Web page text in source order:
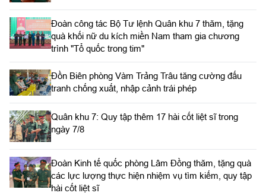
Đoàn công tác Bộ Tư lệnh Quân khu 7 thăm, tặng
quà khối nữ du kích miền Nam tham gia chương
trình "Tổ quốc trong tim"
Đồn Biên phòng Vàm Trảng Trâu tăng cường đấu
tranh chống xuất, nhập cảnh trái phép
Quân khu 7: Quy tập thêm 17 hài cốt liệt sĩ trong
ngày 7/8
Đoàn Kinh tế quốc phòng Lâm Đồng thăm, tặng quà
các lực lượng thực hiện nhiệm vụ tìm kiếm, quy tập
hài cốt liệt sĩ